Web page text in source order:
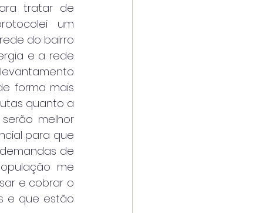
tratar de
um
do bairro
e a rede
forma mais
quanto a
melhor
para que
de
me
e cobrar o
e que estão